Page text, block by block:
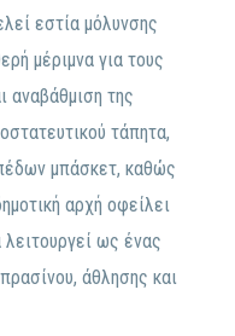
εστία μόλυνσης
μέριμνα για τους
αναβάθμιση της
τάπητα,
μπάσκετ, καθώς
αρχή οφείλει
ως ένας
άθλησης και